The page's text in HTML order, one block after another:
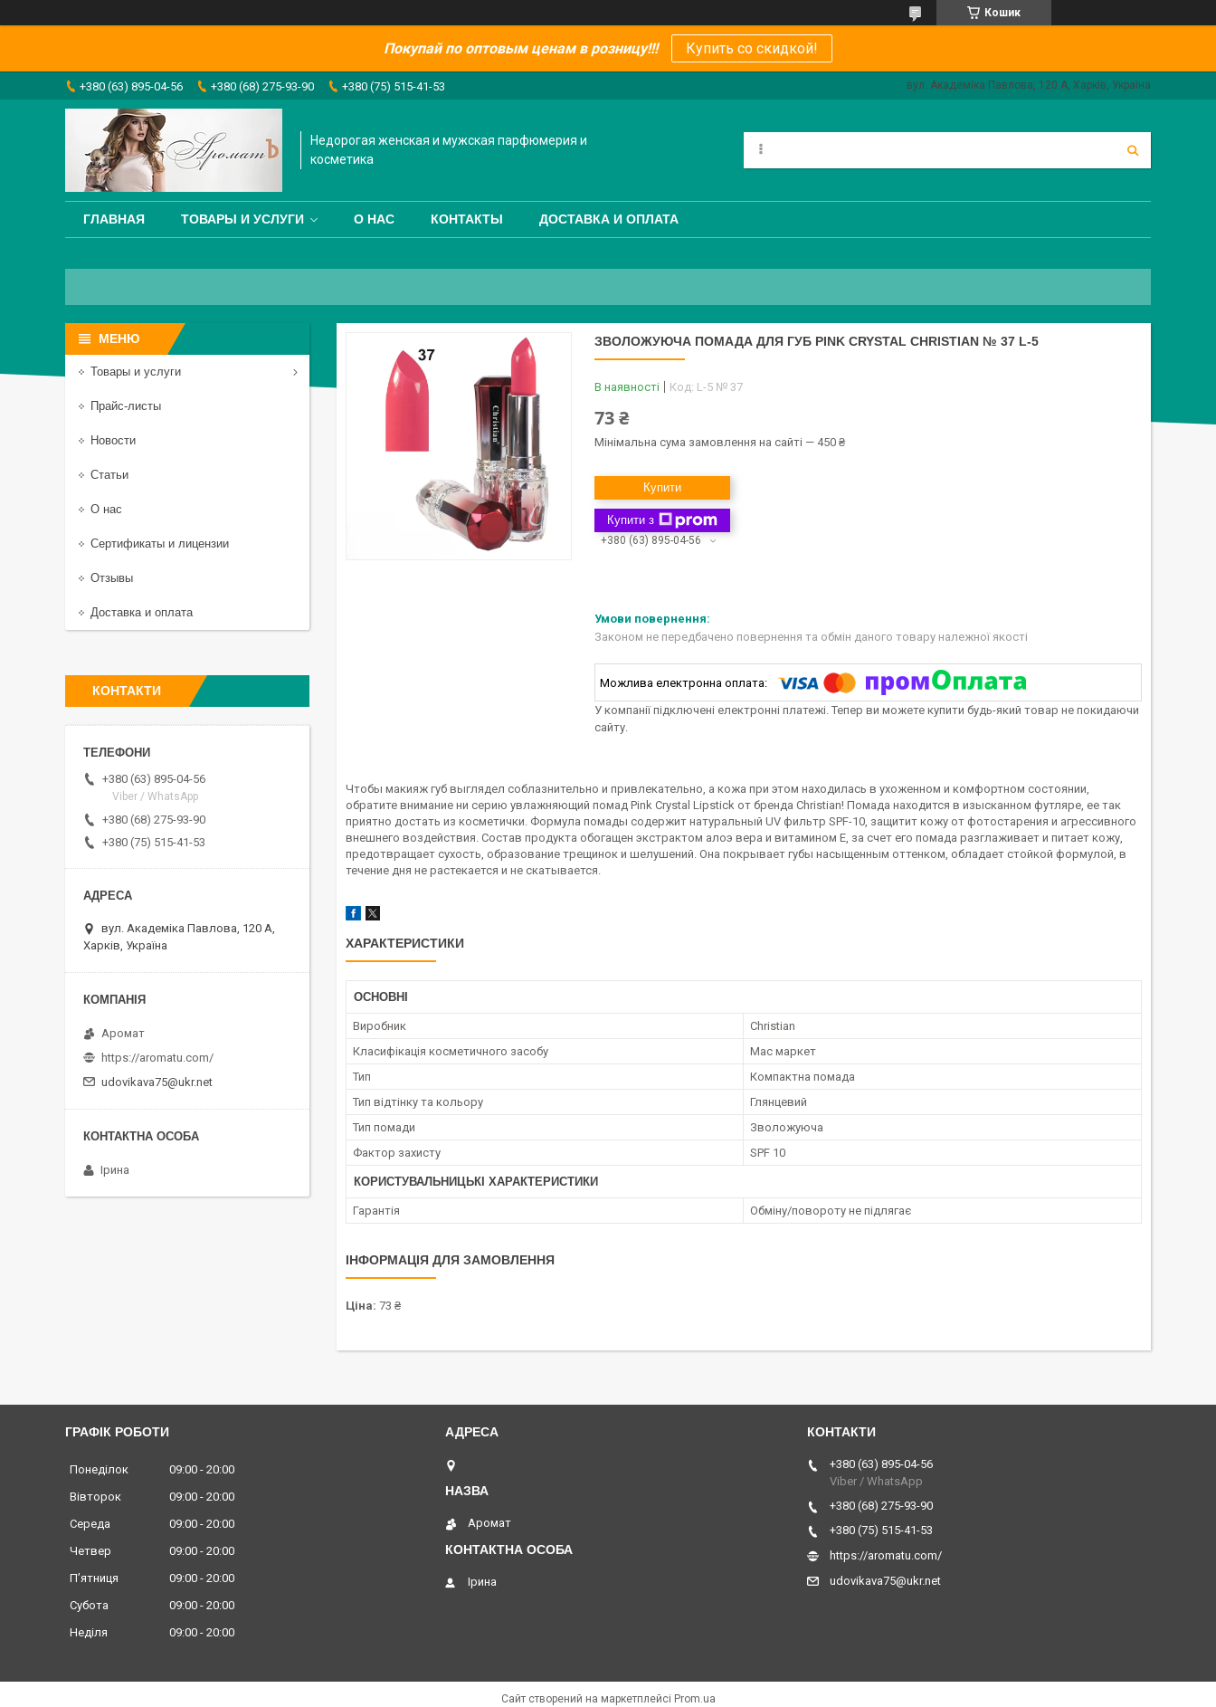
Кошик
Покупай по оптовым ценам в розницу!!! Купить со скидкой!
+380 (63) 895-04-56 +380 (68) 275-93-90 +380 (75) 515-41-53 вул. Академіка Павлова, 120 А, Харків, Україна
Недорогая женская и мужская парфюмерия и
косметика
ГЛАВНАЯ ТОВАРЫ И УСЛУГИ О НАС КОНТАКТЫ ДОСТАВКА И ОПЛАТА
ЗВОЛОЖУЮЧА ПОМАДА ДЛЯ ГУБ PINK CRYSTAL CHRISTIAN № 37 L-5
В наявності Код: L-5 № 37
73 ₴
Мінімальна сума замовлення на сайті — 450 ₴
Купити
Купити з
+380 (63) 895-04-56
Законом не передбачено повернення та обмін даного товару належної якості
У компанії підключені електронні платежі. Тепер ви можете купити будь-який товар не покидаючи
сайту.
Чтобы макияж губ выглядел соблазнительно и привлекательно, а кожа при этом находилась в ухоженном и комфортном состоянии,
обратите внимание ни серию увлажняющий помад Pink Crystal Lipstick от бренда Christian! Помада находится в изысканном футляре, ее так
приятно достать из косметички. Формула помады содержит натуральный UV фильтр SPF-10, защитит кожу от фотостарения и агрессивного
внешнего воздействия. Состав продукта обогащен экстрактом алоэ вера и витамином Е, за счет его помада разглаживает и питает кожу,
предотвращает сухость, образование трещинок и шелушений. Она покрывает губы насыщенным оттенком, обладает стойкой формулой, в
течение дня не растекается и не скатывается.
ХАРАКТЕРИСТИКИ
ОСНОВНІ
Виробник
Christian
Класифікація косметичного засобу
Мас маркет
Тип
Компактна помада
Тип відтінку та кольору
Глянцевий
Тип помади
Зволожуюча
Фактор захисту
SPF 10
КОРИСТУВАЛЬНИЦЬКІ ХАРАКТЕРИСТИКИ
Гарантія Обміну/повороту не підлягає
ІНФОРМАЦІЯ ДЛЯ ЗАМОВЛЕННЯ
Ціна: 73 ₴
Товары и услуги
Прайс-листы
Новости
Статьи
О нас
Сертификаты и лицензии
Отзывы
Доставка и оплата
КОНТАКТИ
+380 (63) 895-04-56
Viber / WhatsApp
+380 (68) 275-93-90
+380 (75) 515-41-53
вул. Академіка Павлова, 120 А,
Харків, Україна
Аромат
https://aromatu.com/
udovikava75@ukr.net
Ірина
ГРАФІК РОБОТИ
Понеділок 09:00
20:00
Вівторок
09:00
20:00
Середа
09:00
20:00
Четвер
09:00
20:00
Пʼятниця
09:00
20:00
Субота
09:00
20:00
Неділя
09:00 20:00
Аромат
Ірина
+380 (63) 895-04-56
Viber / WhatsApp
+380 (68) 275-93-90
+380 (75) 515-41-53
https://aromatu.com/
udovikava75@ukr.net
Сайт створений на маркетплейсі Prom.ua